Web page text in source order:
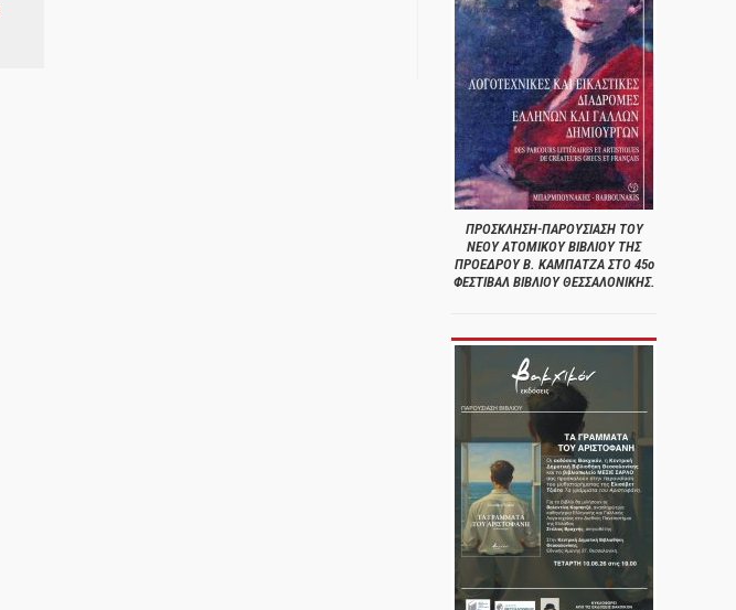
ΠΡΟΣΚΛΗΣΗ-ΠΑΡΟΥΣΙΑΣΗ ΤΟΥ
ΝΕΟΥ ΑΤΟΜΙΚΟΥ ΒΙΒΛΙΟΥ ΤΗΣ
ΠΡΟΕΔΡΟΥ Β. ΚΑΜΠΑΤΖΑ ΣΤΟ 45ο
ΦΕΣΤΙΒΑΛ ΒΙΒΛΙΟΥ ΘΕΣΣΑΛΟΝΙΚΗΣ.